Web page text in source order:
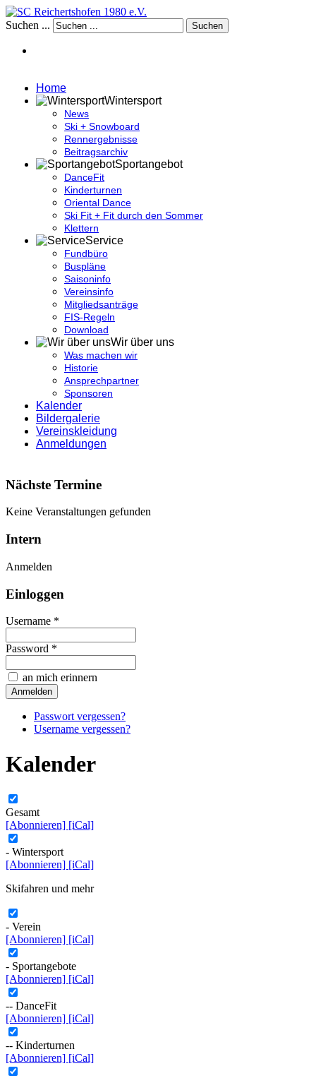
Suchen ... Suchen
Home
Wintersport
News
Ski + Snowboard
Rennergebnisse
Beitragsarchiv
Sportangebot
DanceFit
Kinderturnen
Oriental Dance
Ski Fit + Fit durch den Sommer
Klettern
Service
Fundbüro
Buspläne
Saisoninfo
Vereinsinfo
Mitgliedsanträge
FIS-Regeln
Download
Wir über uns
Was machen wir
Historie
Ansprechpartner
Sponsoren
Kalender
Bildergalerie
Vereinskleidung
Anmeldungen
Nächste Termine
Keine Veranstaltungen gefunden
Intern
Anmelden
Einloggen
Username *
Password *
an mich erinnern
Passwort vergessen?
Username vergessen?
Kalender
Gesamt
[Abonnieren] [iCal]
- Wintersport
[Abonnieren] [iCal]
Skifahren und mehr
- Verein
[Abonnieren] [iCal]
- Sportangebote
[Abonnieren] [iCal]
-- DanceFit
[Abonnieren] [iCal]
-- Kinderturnen
[Abonnieren] [iCal]